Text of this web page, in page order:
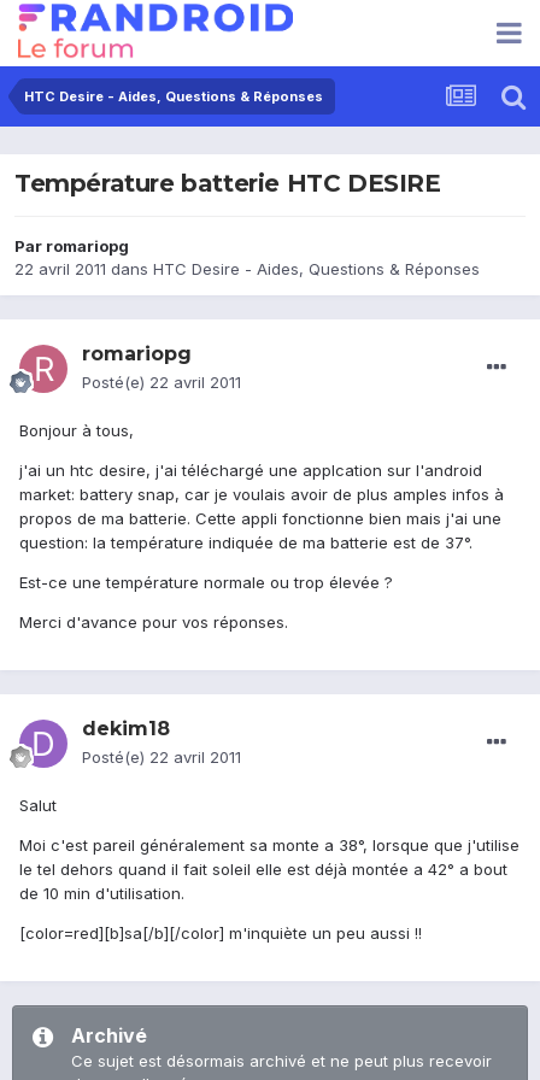
HTC Desire - Aides, Questions & Réponses
Température batterie HTC DESIRE
Par romariopg
22 avril 2011 dans HTC Desire - Aides, Questions & Réponses
romariopg
Posté(e) 22 avril 2011
Bonjour à tous,
j'ai un htc desire, j'ai téléchargé une applcation sur l'android
market: battery snap, car je voulais avoir de plus amples infos à
propos de ma batterie. Cette appli fonctionne bien mais j'ai une
question: la température indiquée de ma batterie est de 37°.
Est-ce une température normale ou trop élevée ?
Merci d'avance pour vos réponses.
dekim18
Posté(e) 22 avril 2011
Salut
Moi c'est pareil généralement sa monte a 38°, lorsque que j'utilise
le tel dehors quand il fait soleil elle est déjà montée a 42° a bout
de 10 min d'utilisation.
[color=red][b]sa[/b][/color] m'inquiète un peu aussi !!
Archivé
Ce sujet est désormais archivé et ne peut plus recevoir